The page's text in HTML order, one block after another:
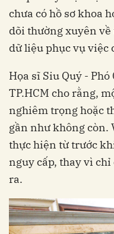
chưa có hồ sơ khoa
dõi thường xuyên
dữ liệu phục vụ việc
Họa sĩ Siu Quý -
TP.HCM cho rằng,
nghiêm trọng hoặc
gần như không còn.
thực hiện từ trước
nguy cấp, thay vì
ra.